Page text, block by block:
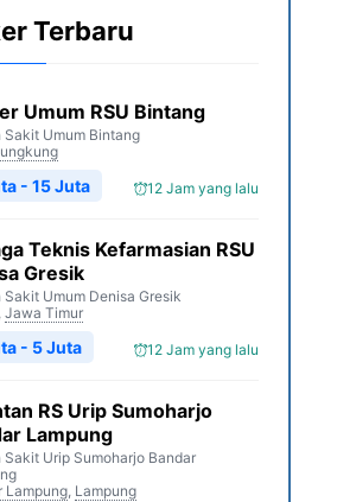
Terbaru
Umum RSU Bintang
Sakit Umum Bintang
12 Jam yang lalu
- 15 Juta
Teknis Kefarmasian RSU
Gresik
Sakit Umum Denisa Gresik
, Jawa Timur
12 Jam yang lalu
- 5 Juta
RS Urip Sumoharjo
Lampung
Sakit Urip Sumoharjo Bandar
Lampung, Lampung